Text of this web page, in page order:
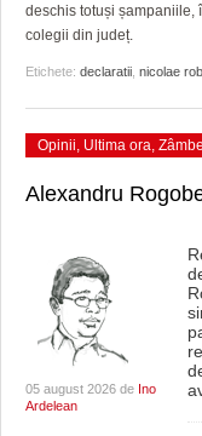
deschis totuși șampaniile,
colegii din județ.
Etichete: declaratii nicolae
Opinii, Ultima ora,
Alexandru
05 august 2026 de Ino
Ardelean